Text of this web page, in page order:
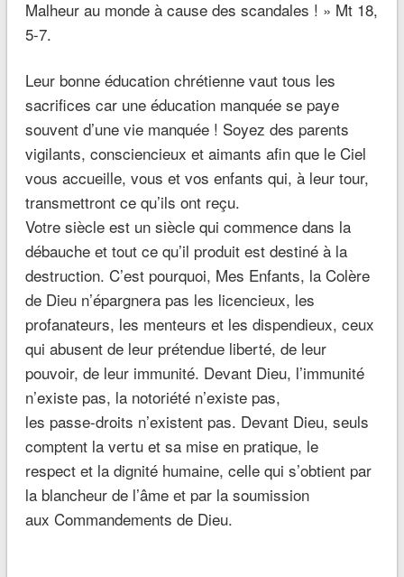
Malheur au monde à cause des scandales ! » Mt 18,
5-7.
Leur bonne éducation chrétienne vaut tous les
sacrifices car une éducation manquée se paye
souvent d’une vie manquée ! Soyez des parents
vigilants, consciencieux et aimants afin que le Ciel
vous accueille, vous et vos enfants qui, à leur tour,
transmettront ce qu’ils ont reçu.
Votre siècle est un siècle qui commence dans la
débauche et tout ce qu’il produit est destiné à la
destruction. C’est pourquoi, Mes Enfants, la Colère
de Dieu n’épargnera pas les licencieux, les
profanateurs, les menteurs et les dispendieux, ceux
qui abusent de leur prétendue liberté, de leur
pouvoir, de leur immunité. Devant Dieu, l’immunité
n’existe pas, la notoriété n’existe pas,
les passe-droits n’existent pas. Devant Dieu, seuls
comptent la vertu et sa mise en pratique, le
respect et la dignité humaine, celle qui s’obtient par
la blancheur de l’âme et par la soumission
aux Commandements de Dieu.